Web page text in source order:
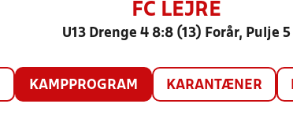
FC LEJRE
U13 Drenge 4 8:8 (13) Forår, Pulje 5
KAMPPROGRAM KARANTÆNER